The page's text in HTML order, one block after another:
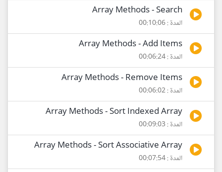
Array Methods - Search
المدة : 00:10:06
Array Methods - Add Items
المدة : 00:06:24
Array Methods - Remove Items
المدة : 00:06:02
Array Methods - Sort Indexed Array
المدة : 00:09:03
Array Methods - Sort Associative Array
المدة : 00:07:54